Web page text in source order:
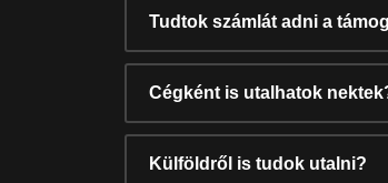
Tudtok számlát adni a
Cégként is utalhatok
Külföldről is tudok utalni?